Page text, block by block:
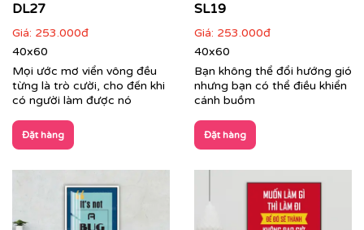
DL27
Giá: 253.000đ
40x60
Mọi ước mơ viển vông đều
từng là trò cười, cho đến khi
có người làm được nó
Đặt hàng
SL19
Giá: 253.000đ
40x60
Bạn không thể đổi hướng gió
nhưng bạn có thể điều khiển
cánh buồm
Đặt hàng